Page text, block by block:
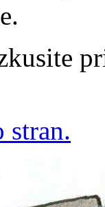
stran.